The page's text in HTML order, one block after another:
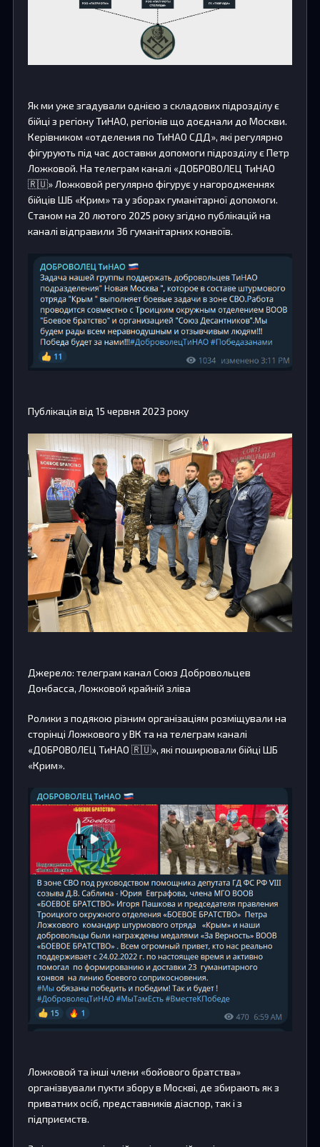
Як ми уже згадували однією з складових підрозділу є
бійці з регіону ТиНАО, регіонів що доєднали до Москви.
Керівником «отделения по ТиНАО СДД», які регулярно
фігурують під час доставки допомоги підрозділу є Петр
Ложковой. На телеграм каналі «ДОБРОВОЛЕЦ ТиНАО
🇷🇺» Ложковой регулярно фігурує у нагородженнях
бійців ШБ «Крим» та у зборах гуманітарної допомоги.
Станом на 20 лютого 2025 року згідно публікацій на
каналі відправили 36 гуманітарних конвоїв.
Публікація від 15 червня 2023 року
Джерело: телеграм канал Союз Добровольцев
Донбасса, Ложковой крайній зліва
Ролики з подякою різним організаціям розміщували на
сторінці Ложкового у ВК та на телеграм каналі
«ДОБРОВОЛЕЦ ТиНАО 🇷🇺», які поширювали бійці ШБ
«Крим».
Ложковой та інші члени «бойового братства»
організвували пукти збору в Москві, де збирають як з
приватних осіб, представників діаспор, так і з
підприємств.